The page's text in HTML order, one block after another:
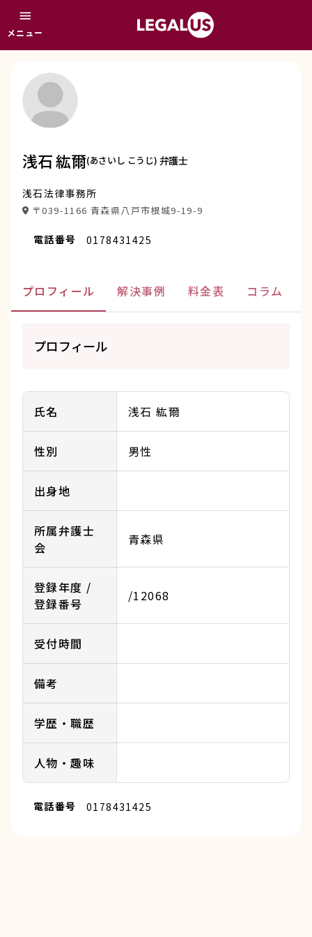
menu
メニュー
浅石 紘爾(あさいし こうじ) 弁護士
浅石法律事務所
〒039-1166 青森県八戸市根城9-19-9
電話番号 0178431425
プロフィール 解決事例 料金表 コラム
プロフィール
氏名 浅石 紘爾
性別 男性
出身地
所属弁護士
会
青森県
登録年度 /
登録番号
/12068
受付時間
備考
学歴・職歴
人物・趣味
電話番号 0178431425